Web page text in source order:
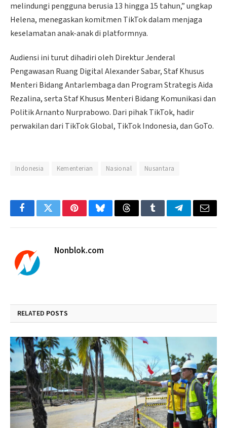
melindungi pengguna berusia 13 hingga 15 tahun,” ungkap
Helena, menegaskan komitmen TikTok dalam menjaga
keselamatan anak-anak di platformnya.
Audiensi ini turut dihadiri oleh Direktur Jenderal
Pengawasan Ruang Digital Alexander Sabar, Staf Khusus
Menteri Bidang Antarlembaga dan Program Strategis Aida
Rezalina, serta Staf Khusus Menteri Bidang Komunikasi dan
Politik Arnanto Nurprabowo. Dari pihak TikTok, hadir
perwakilan dari TikTok Global, TikTok Indonesia, dan GoTo.
Indonesia Kementerian Nasional Nusantara
FacebookTwitterPinterestBlueskyThreadsTumblrTelegramEmail
Nonblok.com
RELATED POSTS